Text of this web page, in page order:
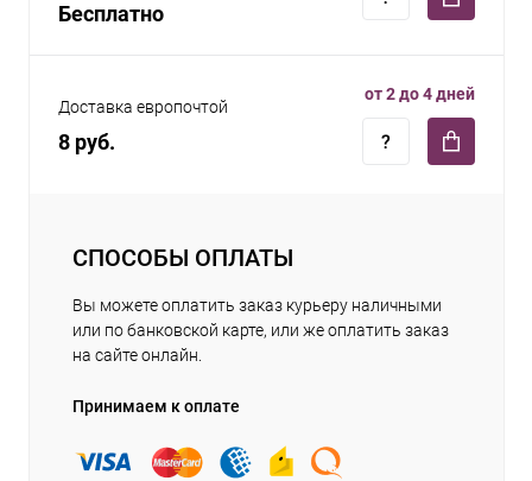
Бесплатно
Доставка европочтой
8 руб.
от 2 до 4 дней
СПОСОБЫ ОПЛАТЫ
Вы можете оплатить заказ курьеру наличными
или по банковской карте, или же оплатить заказ
на сайте онлайн.
Принимаем к оплате